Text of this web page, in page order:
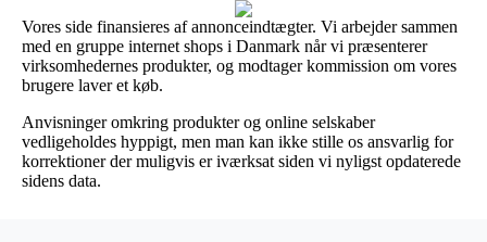
Vores side finansieres af annonceindtægter. Vi arbejder sammen
med en gruppe internet shops i Danmark når vi præsenterer
virksomhedernes produkter, og modtager kommission om vores
brugere laver et køb.
Anvisninger omkring produkter og online selskaber
vedligeholdes hyppigt, men man kan ikke stille os ansvarlig for
korrektioner der muligvis er iværksat siden vi nyligst opdaterede
sidens data.